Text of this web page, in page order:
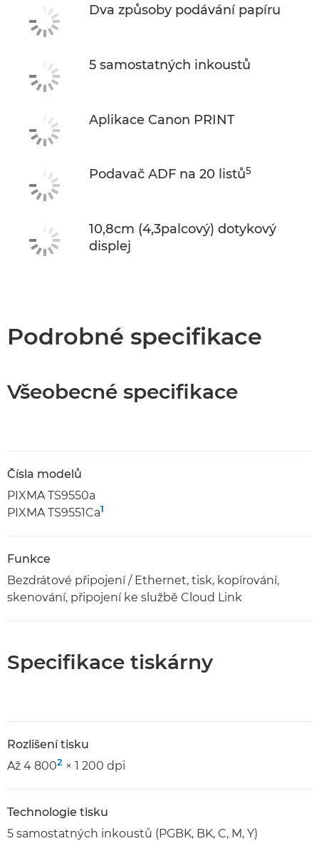
Dva způsoby podávání papíru
5 samostatných inkoustů
Aplikace Canon PRINT
Podavač ADF na 20 listů5
10,8cm (4,3palcový) dotykový
displej
Podrobné specifikace
Všeobecné specifikace
Čísla modelů
PIXMA TS9550a
PIXMA TS9551Ca1
Funkce
Bezdrátové připojení / Ethernet, tisk, kopírování,
skenování, připojení ke službě Cloud Link
Specifikace tiskárny
Rozlišení tisku
Až 4 8002 × 1 200 dpi
Technologie tisku
5 samostatných inkoustů (PGBK, BK, C, M, Y)